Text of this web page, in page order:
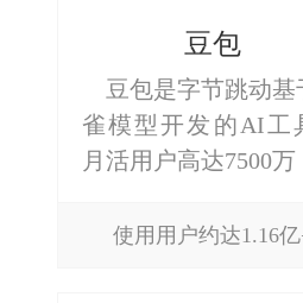
豆包
豆包是字节跳动基
雀模型开发的AI工
月活用户高达7500万
种模态处理，尤其在
使用用户约达1.16